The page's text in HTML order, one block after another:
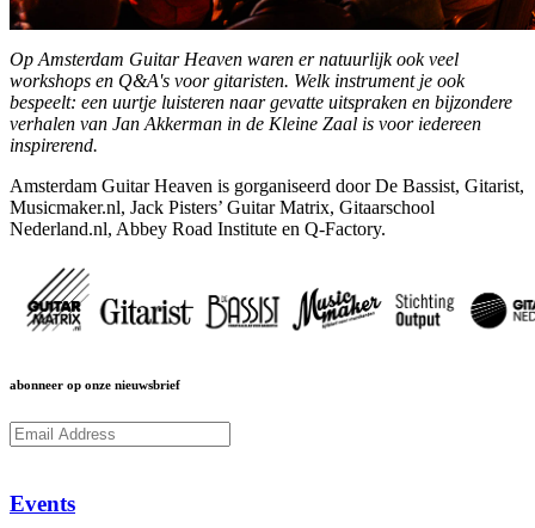
Op Amsterdam Guitar Heaven waren er natuurlijk ook veel
workshops en Q&A's voor gitaristen. Welk instrument je ook
bespeelt: een uurtje luisteren naar gevatte uitspraken en bijzondere
verhalen van Jan Akkerman in de Kleine Zaal is voor iedereen
inspirerend.
Amsterdam Guitar Heaven is gorganiseerd door De Bassist, Gitarist,
Musicmaker.nl, Jack Pisters’ Guitar Matrix, Gitaarschool
Nederland.nl, Abbey Road Institute en Q-Factory.
abonneer op onze nieuwsbrief
Events